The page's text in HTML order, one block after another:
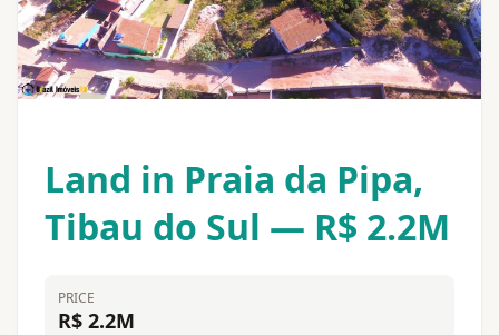
Land in Praia da Pipa,
Tibau do Sul — R$ 2.2M
PRICE
R$ 2.2M